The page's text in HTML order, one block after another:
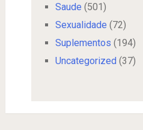
Saude (501)
Sexualidade (72)
Suplementos (194)
Uncategorized (37)